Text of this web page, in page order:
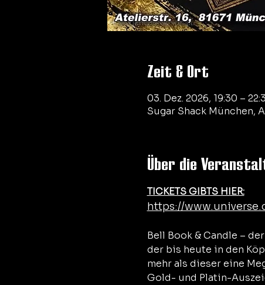
Zeit & Ort
03. Dez. 2026, 19:30 –
Sugar Shack München,
Über die
TICKETS GIBTS HIER:
https://
Bell Book & Candle –
der bis heute in den
mehr als dieser eine
Gold- und Platin-